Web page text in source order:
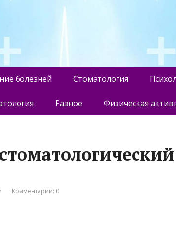
болезней Стоматология
Разное Физическая
Комментарии: 0